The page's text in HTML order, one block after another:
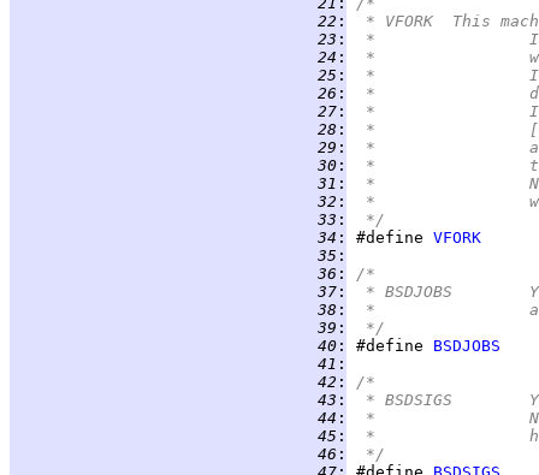
  22
:
* VFORK
  23
:
  24
:
  25
:
  26
:
  27
:
  28
:
  29
:
  30
:
  31
:
  32
:
  33
:
*/
  34
: #define VFORK
  35
:
  36
:
/*
  37
:
  38
:
  39
:
*/
  40
: #define BSDJOBS
  41
:
  42
:
/*
  43
:
  44
:
  45
:
  46
:
*/